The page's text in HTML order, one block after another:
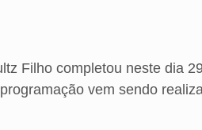
Filho completou neste dia
vem sendo